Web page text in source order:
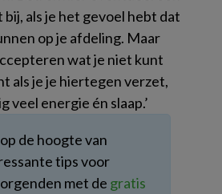
als je het gevoel hebt dat
op je afdeling. Maar
wat je niet kunt
als je je hiertegen verzet,
veel energie én slaap.’
de hoogte van
tips voor
met de gratis